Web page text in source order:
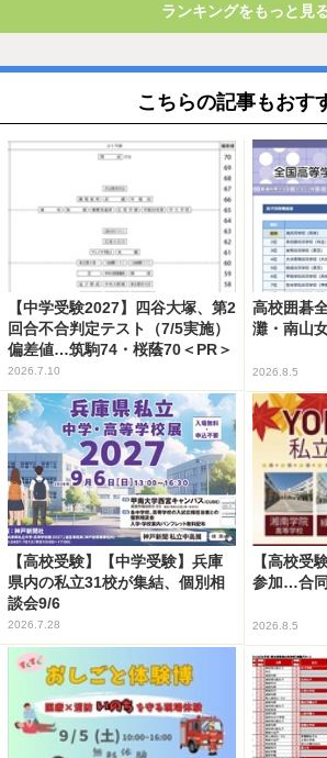
ランキングをもっと見
こちらの記事もおす
【中学受験2027】四谷大塚、第2
回合不合判定テスト（7/5実施）
偏差値…筑駒74・桜蔭70＜PR＞
2026.7.10
高校囲碁
灘・南山
2026.8.5
【高校受験】【中学受験】兵庫
県内の私立31校が集結、個別相
談会9/6
2026.7.28
【高校受
参加…合
2026.8.5